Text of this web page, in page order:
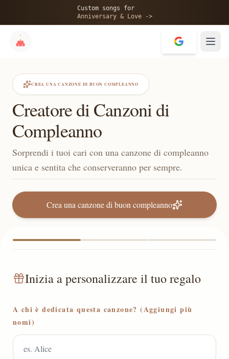
Custom songs for
Anniversary & Love ->
CREA UNA CANZONE DI BUON COMPLEANNO
Creatore di Canzoni di
Compleanno
Sorprendi i tuoi cari con una canzone di compleanno
unica e sentita che conserveranno per sempre.
Crea una canzone di buon compleanno
Inizia a personalizzare il tuo regalo
A chi è dedicata questa canzone? (Aggiungi più
nomi)